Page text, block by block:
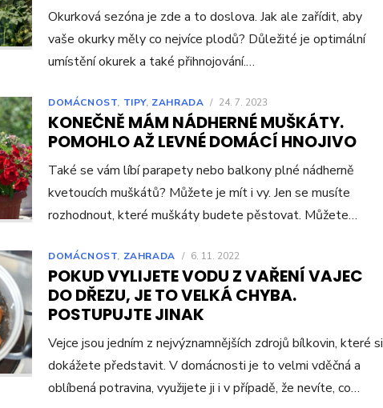
Okurková sezóna je zde a to doslova. Jak ale zařídit, aby
vaše okurky měly co nejvíce plodů? Důležité je optimální
umístění okurek a také přihnojování.…
DOMÁCNOST, TIPY, ZAHRADA / 24. 7. 2023
KONEČNĚ MÁM NÁDHERNÉ MUŠKÁTY.
POMOHLO AŽ LEVNÉ DOMÁCÍ HNOJIVO
Také se vám líbí parapety nebo balkony plné nádherně
kvetoucích muškátů? Můžete je mít i vy. Jen se musíte
rozhodnout, které muškáty budete pěstovat. Můžete…
DOMÁCNOST, ZAHRADA / 6. 11. 2022
POKUD VYLIJETE VODU Z VAŘENÍ VAJEC
DO DŘEZU, JE TO VELKÁ CHYBA.
POSTUPUJTE JINAK
Vejce jsou jedním z nejvýznamnějších zdrojů bílkovin, které si
dokážete představit. V domácnosti je to velmi vděčná a
oblíbená potravina, využijete ji i v případě, že nevíte, co…